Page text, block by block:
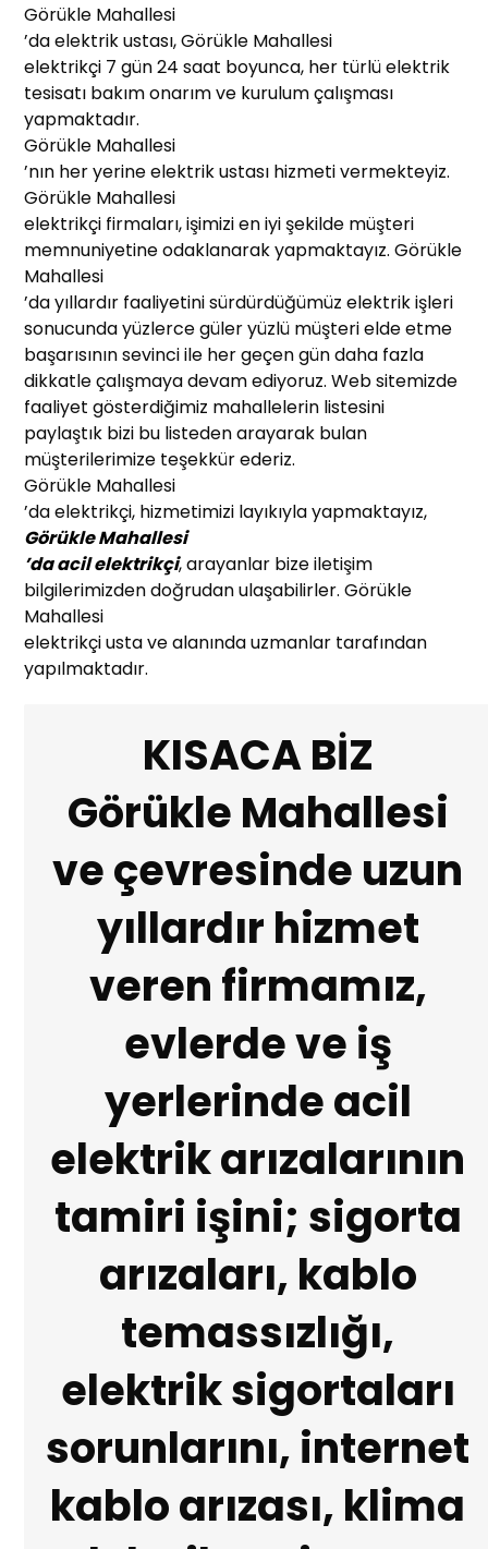
Görükle Mahallesi
’da elektrik ustası, Görükle Mahallesi
elektrikçi 7 gün 24 saat boyunca, her türlü elektrik
tesisatı bakım onarım ve kurulum çalışması
yapmaktadır.
Görükle Mahallesi
’nın her yerine elektrik ustası hizmeti vermekteyiz.
Görükle Mahallesi
elektrikçi firmaları, işimizi en iyi şekilde müşteri
memnuniyetine odaklanarak yapmaktayız. Görükle
Mahallesi
’da yıllardır faaliyetini sürdürdüğümüz elektrik işleri
sonucunda yüzlerce güler yüzlü müşteri elde etme
başarısının sevinci ile her geçen gün daha fazla
dikkatle çalışmaya devam ediyoruz. Web sitemizde
faaliyet gösterdiğimiz mahallelerin listesini
paylaştık bizi bu listeden arayarak bulan
müşterilerimize teşekkür ederiz.
Görükle Mahallesi
’da elektrikçi, hizmetimizi layıkıyla yapmaktayız,
Görükle Mahallesi
’da acil elektrikçi, arayanlar bize iletişim
bilgilerimizden doğrudan ulaşabilirler. Görükle
Mahallesi
elektrikçi usta ve alanında uzmanlar tarafından
yapılmaktadır.
KISACA BİZ
Görükle Mahallesi
ve çevresinde uzun
yıllardır hizmet
veren firmamız,
evlerde ve iş
yerlerinde acil
elektrik arızalarının
tamiri işini; sigorta
arızaları, kablo
temassızlığı,
elektrik sigortaları
sorunlarını, internet
kablo arızası, klima